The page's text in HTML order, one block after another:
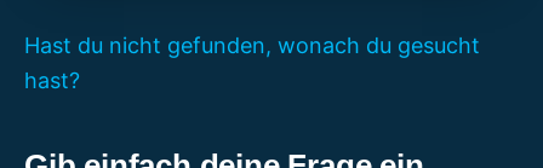
Hast du nicht gefunden, wonach du gesucht
hast?